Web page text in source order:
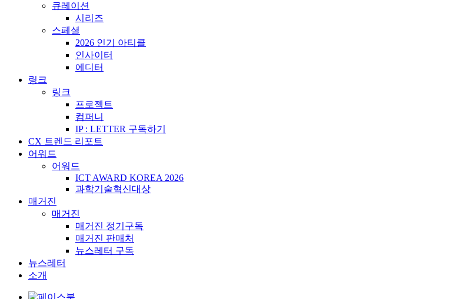
큐레이션
시리즈
스페셜
2026 인기 아티클
인사이터
에디터
링크
링크
프로젝트
컴퍼니
IP : LETTER 구독하기
CX 트렌드 리포트
어워드
어워드
ICT AWARD KOREA 2026
과학기술혁신대상
매거진
매거진
매거진 정기구독
매거진 판매처
뉴스레터 구독
뉴스레터
소개